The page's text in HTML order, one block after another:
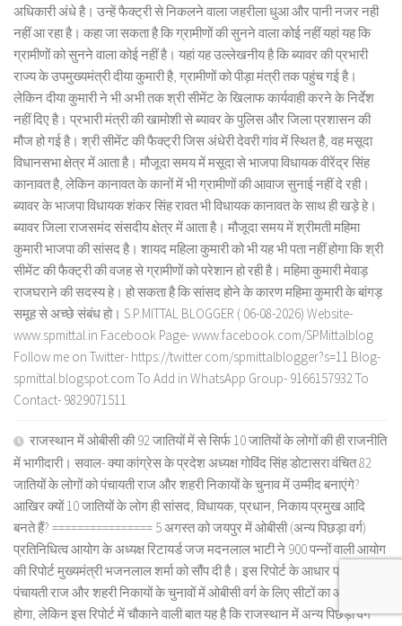
अधिकारी अंधे है। उन्हें फैक्ट्री से निकलने वाला जहरीला धुआ और पानी नजर नही
नहीं आ रहा है। कहा जा सकता है कि ग्रामीणों की सुनने वाला कोई नहीं यहां यह कि
ग्रामीणों को सुनने वाला कोई नहीं है। यहां यह उल्लेखनीय है कि ब्यावर की प्रभारी
राज्य के उपमुख्यमंत्री दीया कुमारी है, ग्रामीणों को पीड़ा मंत्री तक पहुंच गई है।
लेकिन दीया कुमारी ने भी अभी तक श्री सीमेंट के खिलाफ कार्यवाही करने के निर्देश
नहीं दिए है। प्रभारी मंत्री की खामोशी से ब्यावर के पुलिस और जिला प्रशासन की
मौज हो गई है। श्री सीमेंट की फैक्ट्री जिस अंधेरी देवरी गांव में स्थित है, वह मसूदा
विधानसभा क्षेत्र में आता है। मौजूदा समय में मसूदा से भाजपा विधायक वीरेंद्र सिंह
कानावत है, लेकिन कानावत के कानों में भी ग्रामीणों की आवाज सुनाई नहीं दे रही।
ब्यावर के भाजपा विधायक शंकर सिंह रावत भी विधायक कानावत के साथ ही खड़े हे।
ब्यावर जिला राजसमंद संसदीय क्षेत्र में आता है। मौजूदा समय में श्रीमती महिमा
कुमारी भाजपा की सांसद है। शायद महिला कुमारी को भी यह भी पता नहीं होगा कि श्री
सीमेंट की फैक्ट्री की वजह से ग्रामीणों को परेशान हो रही है। महिमा कुमारी मेवाड़
राजघराने की सदस्य हे। हो सकता है कि सांसद होने के कारण महिमा कुमारी के बांगड़
समूह से अच्छे संबंध हो। S.P.MITTAL BLOGGER ( 06-08-2026) Website-
www.spmittal.in Facebook Page- www.facebook.com/SPMittalblog
Follow me on Twitter- https://twitter.com/spmittalblogger?s=11 Blog-
spmittal.blogspot.com To Add in WhatsApp Group- 9166157932 To
Contact- 9829071511
राजस्थान में ओबीसी की 92 जातियों में से सिर्फ 10 जातियों के लोगों की ही राजनीति
में भागीदारी। सवाल- क्या कांग्रेस के प्रदेश अध्यक्ष गोविंद सिंह डोटासरा वंचित 82
जातियों के लोगों को पंचायती राज और शहरी निकायों के चुनाव में उम्मीद बनाएंगे?
आखिर क्यों 10 जातियों के लोग ही सांसद, विधायक, प्रधान, निकाय प्रमुख आदि
बनते हैं? ================ 5 अगस्त को जयपुर में ओबीसी (अन्य पिछड़ा वर्ग)
प्रतिनिधित्व आयोग के अध्यक्ष रिटायर्ड जज मदनलाल भाटी ने 900 पन्नों वाली आयोग
की रिपोर्ट मुख्यमंत्री भजनलाल शर्मा को सौंप दी है। इस रिपोर्ट के आधार पर ही
पंचायती राज और शहरी निकायों के चुनावों में ओबीसी वर्ग के लिए सीटों का आरक्षण
होगा, लेकिन इस रिपोर्ट में चौकाने वाली बात यह है कि राजस्थान में अन्य पिछड़ा वर्ग